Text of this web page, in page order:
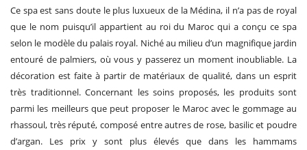
Ce spa est sans doute le plus luxueux de la Médina, il n’a pas de royal
que le nom puisqu’il appartient au roi du Maroc qui a conçu ce spa
selon le modèle du palais royal. Niché au milieu d’un magnifique jardin
entouré de palmiers, où vous y passerez un moment inoubliable. La
décoration est faite à partir de matériaux de qualité, dans un esprit
très traditionnel. Concernant les soins proposés, les produits sont
parmi les meilleurs que peut proposer le Maroc avec le gommage au
rhassoul, très réputé, composé entre autres de rose, basilic et poudre
d’argan. Les prix y sont plus élevés que dans les hammams